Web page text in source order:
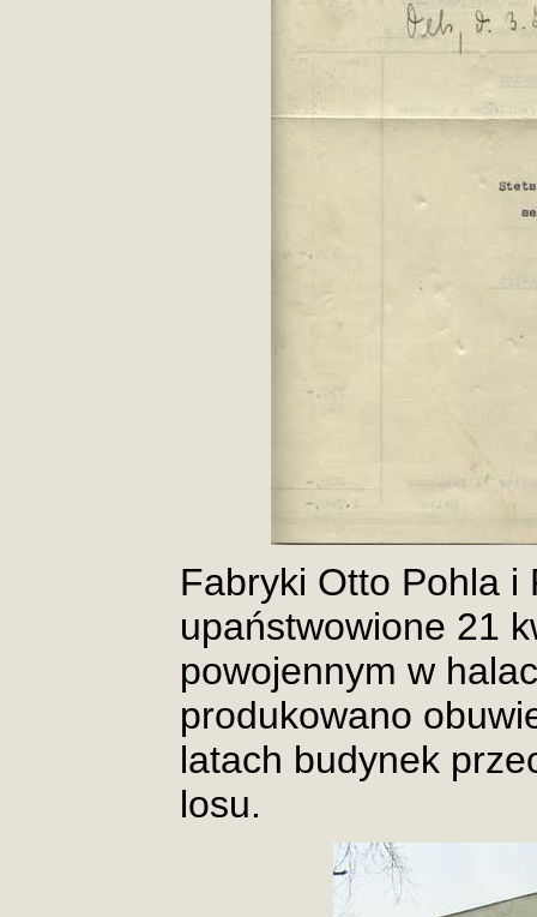
Fabryki Otto Pohla i
upaństwowione 21
powojennym w
produkowano
latach budynek
losu.